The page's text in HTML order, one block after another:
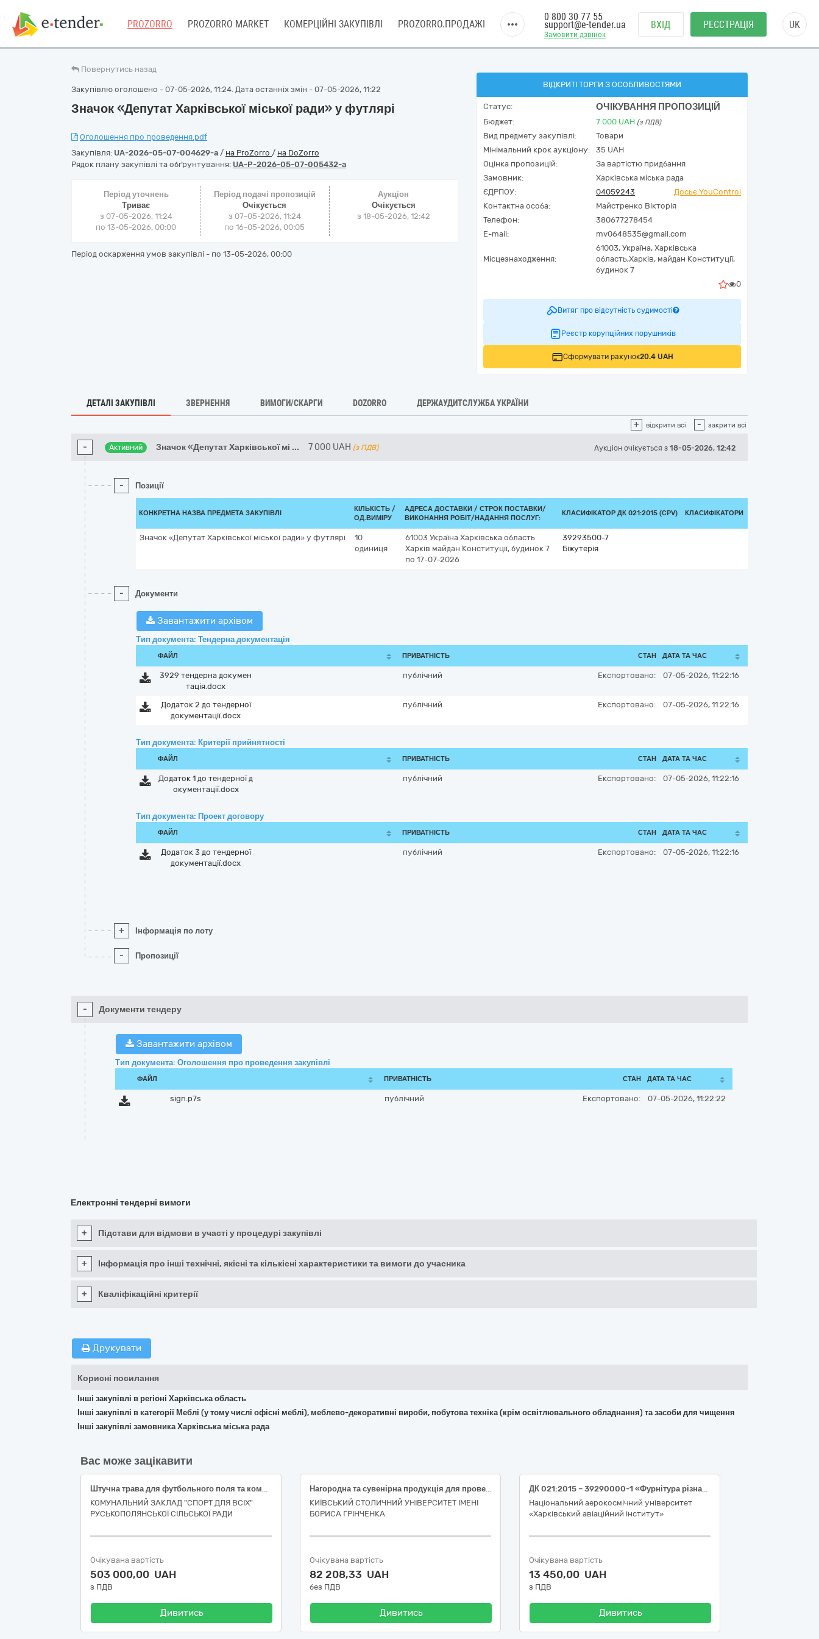
PROZORRO PROZORRO MARKET КОМЕРЦІЙНІ ЗАКУПІВЛІ PROZORRO.ПРОДАЖІ
Замовити дзвінок
0 800 30 77 55
support@e-tender.ua ВХІД РЕЄСТРАЦІЯ UK
Повернутись назад
Закупівлю оголошено - 07-05-2026, 11:24. Дата останніх змін - 07-05-2026, 11:22
Значок «Депутат Харківської міської ради» у футлярі
Оголошення про проведення.pdf
Закупівля: UA-2026-05-07-004629-a / на ProZorro / на DoZorro
Рядок плану закупівлі та обґрунтування: UA-P-2026-05-07-005432-a
Період уточнень
Триває
з 07-05-2026, 11:24
по 13-05-2026, 00:00
Період подачі пропозицій
Очікується
з 07-05-2026, 11:24
по 16-05-2026, 00:05
Аукціон
Очікується
з 18-05-2026, 12:42
Період оскарження умов закупівлі - по 13-05-2026, 00:00
ВІДКРИТІ ТОРГИ З ОСОБЛИВОСТЯМИ
Статус: ОЧІКУВАННЯ ПРОПОЗИЦІЙ
Бюджет: 7 000 UAH (з ПДВ)
Вид предмету закупівлі:
Товари
Мінімальний крок аукціону:
35 UAH
Оцінка пропозицій:
За вартістю придбання
Замовник:
Харківська міська рада
ЄДРПОУ:
04059243
Досьє YouControl
Контактна особа:
Майстренко Вікторія
Телефон:
380677278454
E-mail:
mv0648535@gmail.com
Місцезнаходження:
61003, Україна, Харківська
область,Харків, майдан Конституції,
будинок 7
0
Витяг про відсутність судимості
Реєстр корупційних порушників
Сформувати рахунок20.4 UAH
ДЕТАЛІ ЗАКУПІВЛІ ЗВЕРНЕННЯ ВИМОГИ/СКАРГИ DOZORRO ДЕРЖАУДИТСЛУЖБА УКРАЇНИ
+ відкрити всі - закрити всі
- Активний Значок «Депутат Харківської мі ... 7 000 UAH (з ПДВ) Аукціон очікується з 18-05-2026, 12:42
- Позиції
КОНКРЕТНА НАЗВА ПРЕДМЕТА ЗАКУПІВЛІ
КІЛЬКІСТЬ /
ОД.ВИМІРУ
АДРЕСА ДОСТАВКИ / СТРОК ПОСТАВКИ/
ВИКОНАННЯ РОБІТ/НАДАННЯ ПОСЛУГ:
КЛАСИФІКАТОР ДК 021:2015 (CPV) КЛАСИФІКАТОРИ
Значок «Депутат Харківської міської ради» у футлярі
10
одиниця
61003 Україна Харківська область
Харків майдан Конституції, будинок 7
по 17-07-2026
39293500-7
Біжутерія
- Документи
Завантажити архівом
Тип документа: Тендерна документація
ФАЙЛ ПРИВАТНІСТЬ СТАН ДАТА ТА ЧАС
3929 тендерна докумен
тація.docx
публічний Експортовано: 07-05-2026, 11:22:16
Додаток 2 до тендерної
документації.docx
публічний Експортовано: 07-05-2026, 11:22:16
Тип документа: Критерії прийнятності
ФАЙЛ ПРИВАТНІСТЬ СТАН ДАТА ТА ЧАС
Додаток 1 до тендерної д
окументації.docx
публічний Експортовано: 07-05-2026, 11:22:16
Тип документа: Проект договору
ФАЙЛ ПРИВАТНІСТЬ СТАН ДАТА ТА ЧАС
Додаток 3 до тендерної
документації.docx
публічний Експортовано: 07-05-2026, 11:22:16
+ Інформація по лоту
- Пропозиції
- Документи тендеру
Завантажити архівом
Тип документа: Оголошення про проведення закупівлі
ФАЙЛ ПРИВАТНІСТЬ СТАН ДАТА ТА ЧАС
sign.p7s публічний Експортовано: 07-05-2026, 11:22:22
Електронні тендерні вимоги
+ Підстави для відмови в участі у процедурі закупівлі
+ Інформація про інші технічні, якісні та кількісні характеристики та вимоги до учасника
+ Кваліфікаційні критерії
Друкувати
Корисні посилання
Інші закупівлі в регіоні Харківська область
Інші закупівлі в категорії Меблі (у тому числі офісні меблі), меблево-декоративні вироби, побутова техніка (крім освітлювального обладнання) та засоби для чищення
Інші закупівлі замовника Харківська міська рада
Вас може зацікавити
Штучна трава для футбольного поля та комплектуючі
КОМУНАЛЬНИЙ ЗАКЛАД "СПОРТ ДЛЯ ВСІХ"
РУСЬКОПОЛЯНСЬКОЇ СІЛЬСЬКОЇ РАДИ
Очікувана вартість
503 000,00 UAH
з ПДВ
Дивитись
Нагородна та сувенірна продукція для проведенням заходів та втілення проєктів органів студентського самоврядування (ДК 021:2015: 39290000-1 Фурнітура різна)
КИЇВСЬКИЙ СТОЛИЧНИЙ УНІВЕРСИТЕТ ІМЕНІ
БОРИСА ГРІНЧЕНКА
Очікувана вартість
82 208,33 UAH
без ПДВ
Дивитись
ДК 021:2015 – 39290000-1 «Фурнітура різна» (Крайка АБС, профіль алюмінієвий)
Національний аерокосмічний університет
«Харківський авіаційний інститут»
Очікувана вартість
13 450,00 UAH
з ПДВ
Дивитись